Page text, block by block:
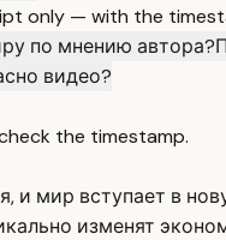
only — with the
по мнению автора?
видео?
the timestamp.
мир вступает в
изменят